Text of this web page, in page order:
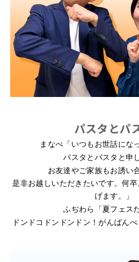
パスタとパ
まなべ「いつもお世話にな
パスタとパスタと申
お友達やご家族もお誘い
是非お越しいただきたいです。何
げます。」
ふぢわら「夏フェス
ドンドコドンドンドン！がんばんべ